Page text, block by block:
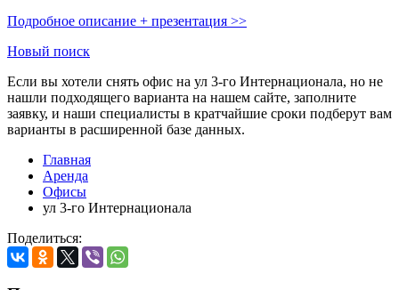
Подробное описание + презентация >>
Новый поиск
Если вы хотели снять офис на ул 3-го Интернационала, но не
нашли подходящего варианта на нашем сайте, заполните
заявку, и наши специалисты в кратчайшие сроки подберут вам
варианты в расширенной базе данных.
Главная
Аренда
Офисы
ул 3-го Интернационала
Поделиться: